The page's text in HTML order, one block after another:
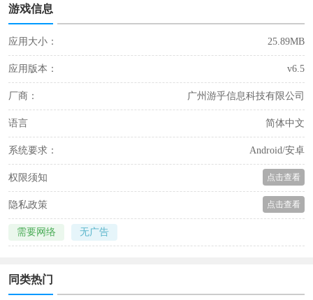
游戏信息
应用大小： 25.89MB
应用版本： v6.5
厂商： 广州游乎信息科技有限公司
语言 简体中文
系统要求： Android/安卓
权限须知 点击查看
隐私政策 点击查看
需要网络 无广告
同类热门